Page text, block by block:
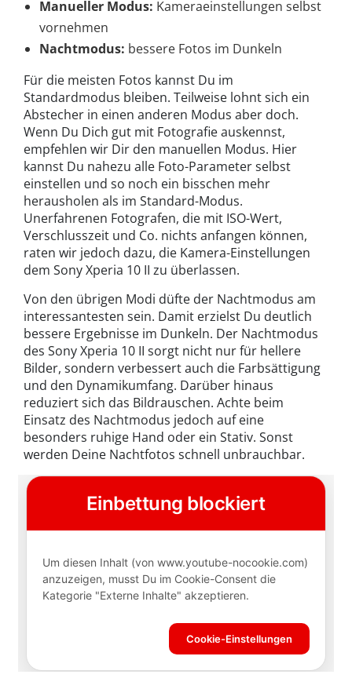
Manueller Modus: Kameraeinstellungen selbst
vornehmen
Nachtmodus: bessere Fotos im Dunkeln
Für die meisten Fotos kannst Du im
Standardmodus bleiben. Teilweise lohnt sich ein
Abstecher in einen anderen Modus aber doch.
Wenn Du Dich gut mit Fotografie auskennst,
empfehlen wir Dir den manuellen Modus. Hier
kannst Du nahezu alle Foto-Parameter selbst
einstellen und so noch ein bisschen mehr
herausholen als im Standard-Modus.
Unerfahrenen Fotografen, die mit ISO-Wert,
Verschlusszeit und Co. nichts anfangen können,
raten wir jedoch dazu, die Kamera-Einstellungen
dem Sony Xperia 10 II zu überlassen.
Von den übrigen Modi düfte der Nachtmodus am
interessantesten sein. Damit erzielst Du deutlich
bessere Ergebnisse im Dunkeln. Der Nachtmodus
des Sony Xperia 10 II sorgt nicht nur für hellere
Bilder, sondern verbessert auch die Farbsättigung
und den Dynamikumfang. Darüber hinaus
reduziert sich das Bildrauschen. Achte beim
Einsatz des Nachtmodus jedoch auf eine
besonders ruhige Hand oder ein Stativ. Sonst
werden Deine Nachtfotos schnell unbrauchbar.